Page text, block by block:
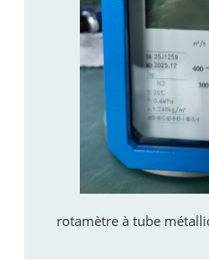
rotamètre à tube